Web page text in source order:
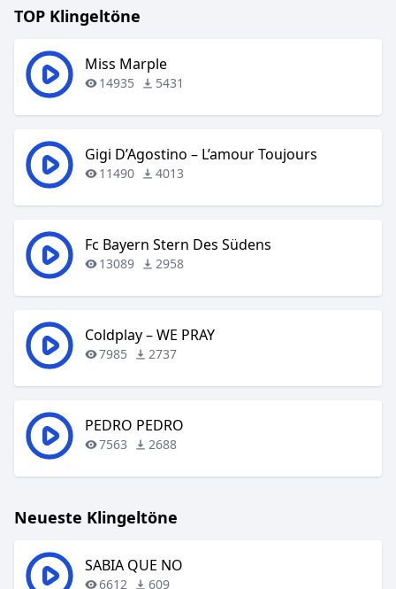
TOP Klingeltöne
Miss Marple
14935 5431
Gigi D’Agostino – L’amour Toujours
11490 4013
Fc Bayern Stern Des Südens
13089 2958
Coldplay – WE PRAY
7985 2737
PEDRO PEDRO
7563 2688
Neueste Klingeltöne
SABIA QUE NO
6612 609